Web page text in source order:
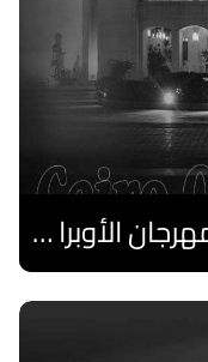
نوستالجيا شريف منير فى مهرجان الأوبرا الصيفى